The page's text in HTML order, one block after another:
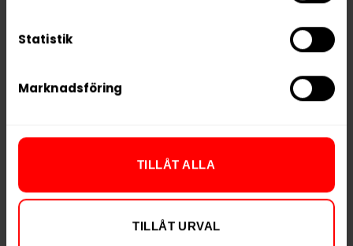
Statistik
Marknadsföring
TILLÅT ALLA
TILLÅT URVAL